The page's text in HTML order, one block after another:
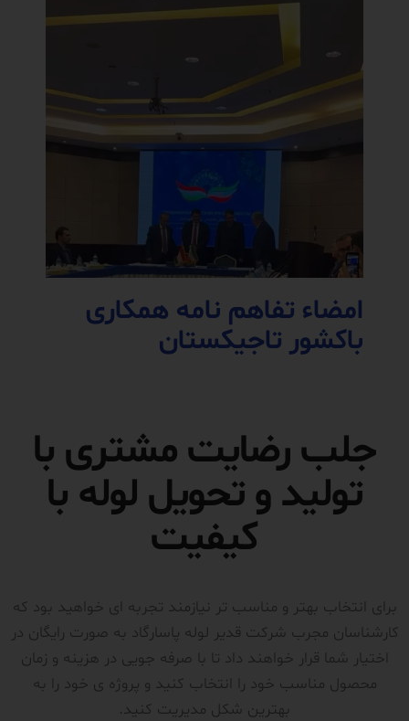
امضاء تفاهم نامه همکاری
باکشور تاجیکستان
جلب رضایت مشتری با
تولید و تحویل لوله با
کیفیت
برای انتخاب بهتر و مناسب تر نیازمند تجربه ای خواهید بود که
کارشناسان مجرب شرکت قدیر لوله پاسارگاد به صورت رایگان در
اختیار شما قرار خواهند داد تا با صرفه جویی در هزینه و زمان
محصول مناسب خود را انتخاب کنید و پروژه ی خود را به
بهترین شکل مدیریت کنید.